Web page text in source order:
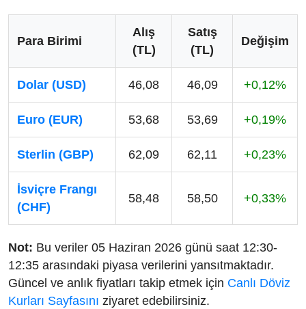
Para Birimi
Alış
(TL)
Satış
(TL)
Değişim
Dolar (USD) 46,08 46,09 +0,12%
Euro (EUR) 53,68 53,69 +0,19%
Sterlin (GBP) 62,09 62,11 +0,23%
İsviçre Frangı
(CHF)
58,48 58,50 +0,33%
Not: Bu veriler 05 Haziran 2026 günü saat 12:30-
12:35 arasındaki piyasa verilerini yansıtmaktadır.
Güncel ve anlık fiyatları takip etmek için Canlı Döviz
Kurları Sayfasını ziyaret edebilirsiniz.